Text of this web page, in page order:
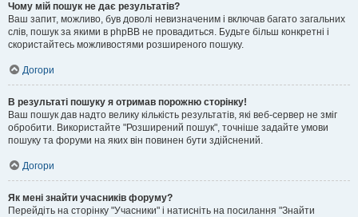
Чому мій пошук не дає результатів?
Ваш запит, можливо, був доволі невизначеним і включав багато загальних
слів, пошук за якими в phpBB не провадиться. Будьте більш конкретні і
скористайтесь можливостями розширеного пошуку.
Догори
В результаті пошуку я отримав порожню сторінку!
Ваш пошук дав надто велику кількість результатів, які веб-сервер не зміг
обробити. Використайте "Розширений пошук", точніше задайте умови
пошуку та форуми на яких він повинен бути здійснений.
Догори
Як мені знайти учасників форуму?
Перейдіть на сторінку "Учасники" і натисніть на посилання "Знайти